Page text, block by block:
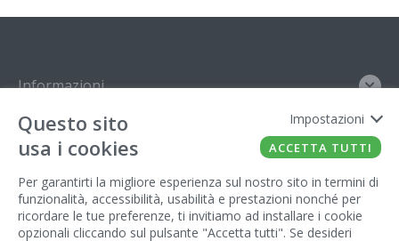
Legal
Gestore del sito
FATTO CON IL DA EUROBUSINESS
Questo sito
usa i cookies
Per garantirti la migliore esperienza sul nostro sito in termini di
funzionalità, accessibilità, usabilità e prestazioni nonché per
ricordare le tue preferenze, ti invitiamo ad installare i cookie
opzionali cliccando sul pulsante "Accetta tutti". Se desideri
Impostazioni
ACCETTA TUTTI